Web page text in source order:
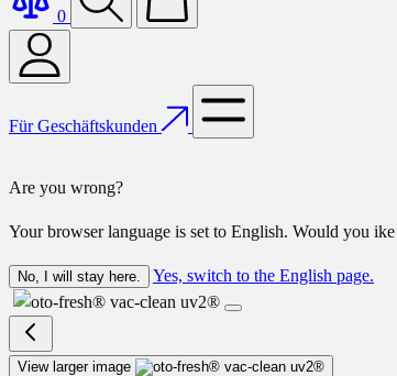
0
Für Geschäftskunden
Are you wrong?
Your browser language is set to English. Would you
No, I will stay here. Yes, switch to the English page.
View larger image